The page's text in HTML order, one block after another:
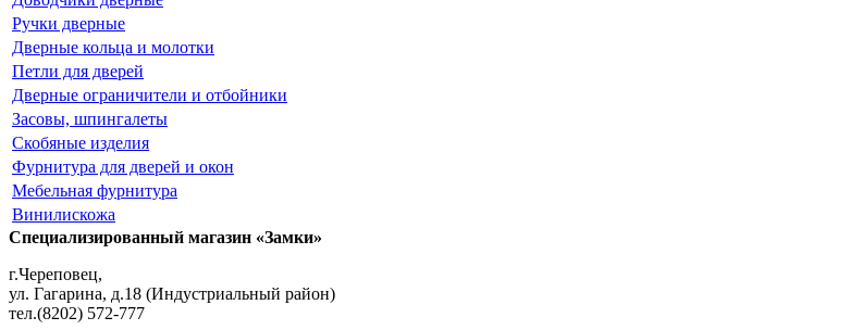
Ручки дверные
Дверные кольца и молотки
Петли для дверей
Дверные ограничители и отбойники
Засовы, шпингалеты
Скобяные изделия
Фурнитура для дверей и окон
Мебельная фурнитура
Винилискожа
Специализированный магазин «Замки»
г.Череповец,
ул. Гагарина, д.18 (Индустриальный район)
тел.(8202) 572-777